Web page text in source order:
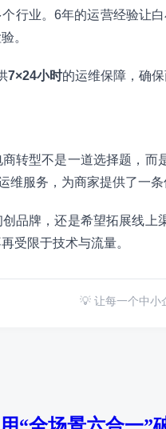
行业。6年的运营经验让
。
7×24小时的运维保障，确
转型不是一道选择题，而
维服务，为商家提供了一
品牌，还是希望拓展线
受限于技术与流量。
💡 让每一个中小